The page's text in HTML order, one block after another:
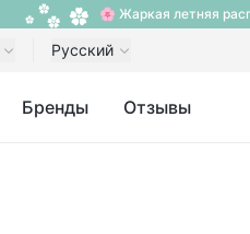
🌸 Жаркая летняя
Русский
Бренды Отзывы